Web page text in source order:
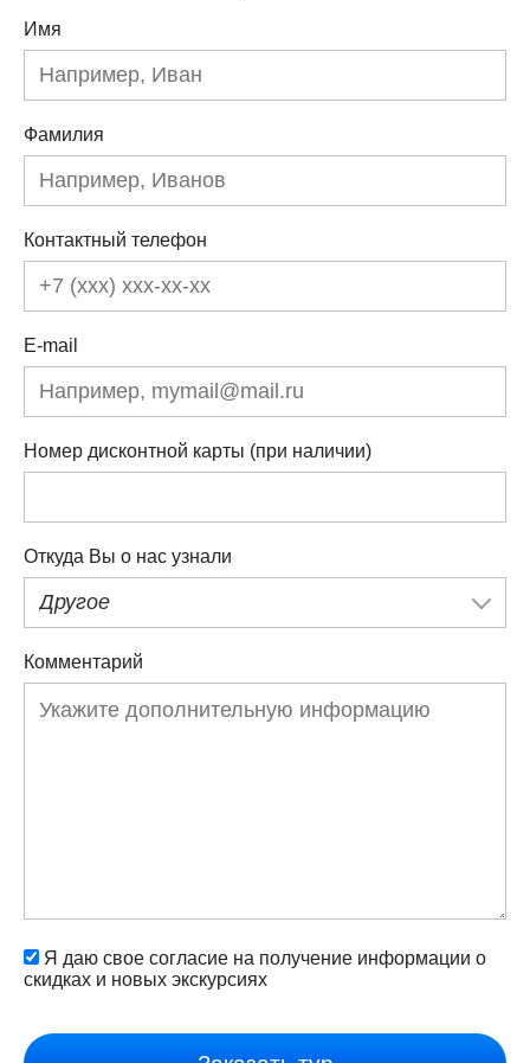
Имя
Фамилия
Контактный телефон
E-mail
Номер дисконтной карты (при наличии)
Откуда Вы о нас узнали
Другое
Комментарий
Я даю свое согласие на получение информации о
скидках и новых экскурсиях